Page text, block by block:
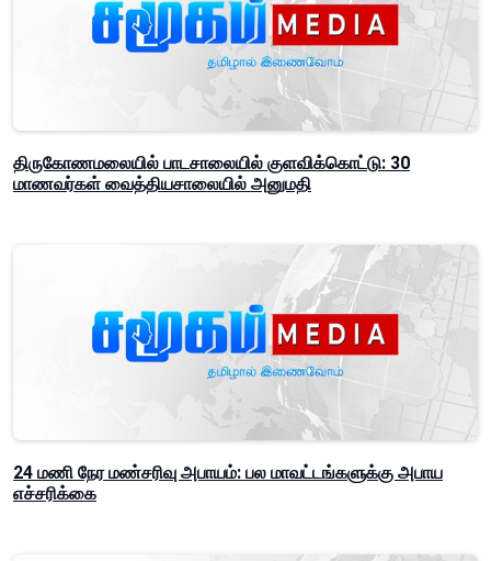
திருகோணமலையில் பாடசாலையில் குளவிக்கொட்டு: 30
மாணவர்கள் வைத்தியசாலையில் அனுமதி
24 மணி நேர மண்சரிவு அபாயம்: பல மாவட்டங்களுக்கு அபாய
எச்சரிக்கை